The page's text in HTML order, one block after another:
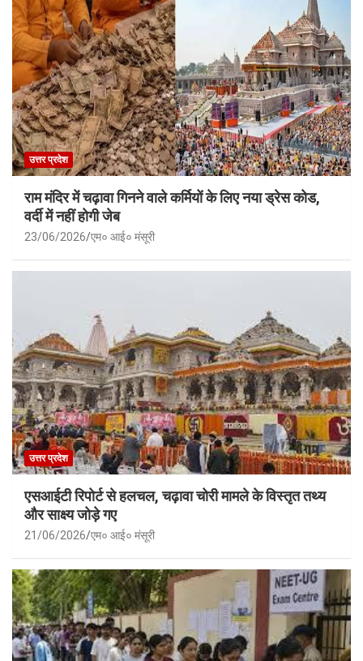
उत्तर प्रदेश
राम मंदिर में चढ़ावा गिनने वाले कर्मियों के लिए नया ड्रेस कोड,
वर्दी में नहीं होगी जेब
23/06/2026 एम० आई० मंसूरी
उत्तर प्रदेश
एसआईटी रिपोर्ट से हलचल, चढ़ावा चोरी मामले के विस्तृत तथ्य
और साक्ष्य जोड़े गए
21/06/2026 एम० आई० मंसूरी